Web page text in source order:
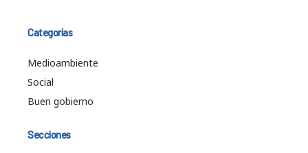
Categorías
Medioambiente
Social
Buen gobierno
Secciones